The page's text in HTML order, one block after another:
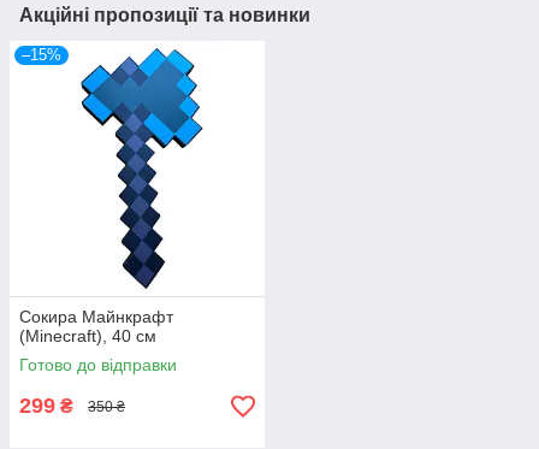
Акційні пропозиції та новинки
–15%
Сокира Майнкрафт
(Minecraft), 40 см
Готово до відправки
299 ₴ 350 ₴